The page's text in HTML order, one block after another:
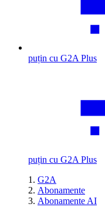
puțin cu G2A Plus
puțin cu G2A Plus
G2A
Abonamente
Abonamente AI